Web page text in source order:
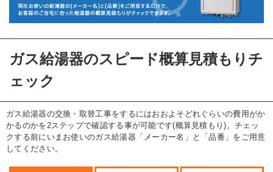
ガス給湯器のスピード概算見積もりチ
ェック
ガス給湯器の交換・取替工事をするにはおおよそどれぐらいの費用がか
かるのかを2ステップで確認する事が可能です(概算見積もり)。チェッ
クする前にいまお使いのガス給湯器「メーカー名」と「品番」をご用意
してください。